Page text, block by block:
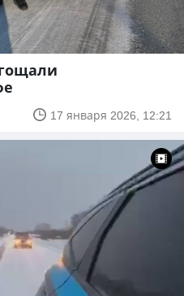
17 января 2026, 12:21